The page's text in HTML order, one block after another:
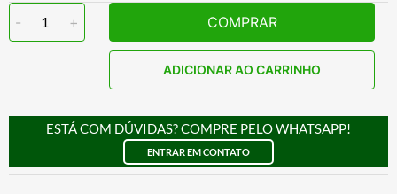
- 1 + COMPRAR
ADICIONAR AO CARRINHO
ESTÁ COM DÚVIDAS? COMPRE PELO WHATSAPP!
ENTRAR EM CONTATO